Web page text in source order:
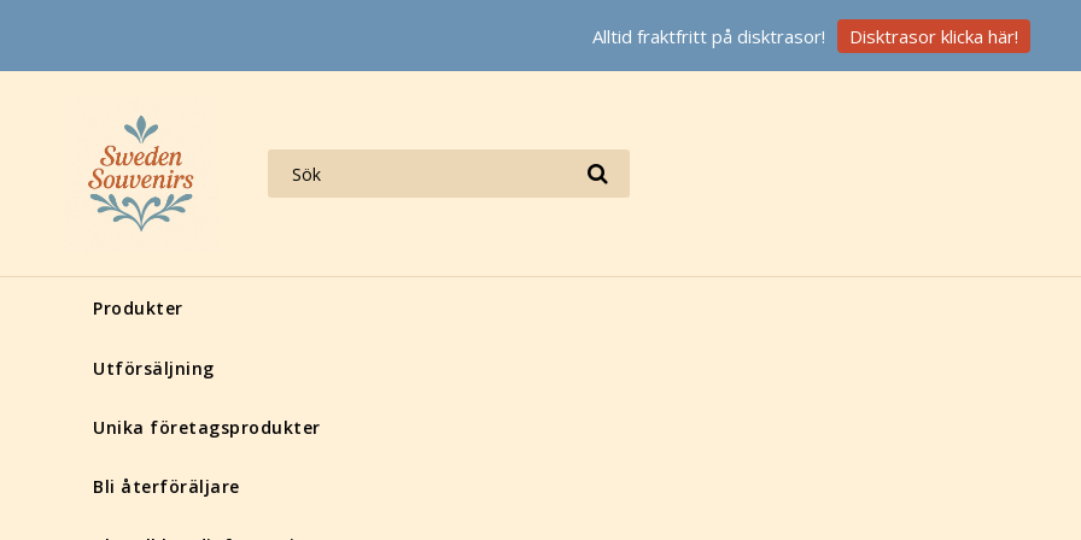
Alltid fraktfritt på disktrasor! Disktrasor klicka här!
Produkter
Utförsäljning
Unika företagsprodukter
Bli återföräljare